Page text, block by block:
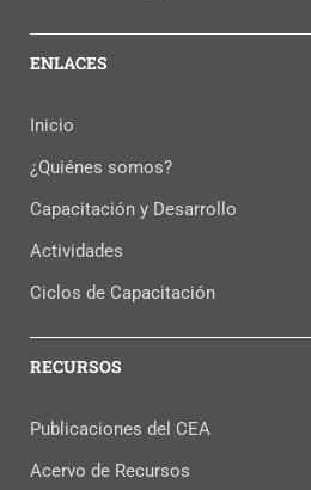
ENLACES
Inicio
¿Quiénes somos?
Capacitación y Desarrollo
Actividades
Ciclos de Capacitación
RECURSOS
Publicaciones del CEA
Acervo de Recursos